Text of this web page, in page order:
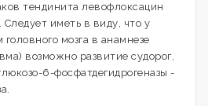
тендинита левофлоксацин
иметь в виду, что у
мозга в анамнезе
возможно развитие судорог,
6-фосфатдeгидpoгeназы -